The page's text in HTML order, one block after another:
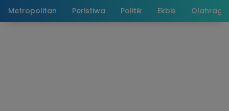
Metropolitan Peristiwa Politik Ekbis Olahraga